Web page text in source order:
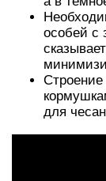
особей с
для